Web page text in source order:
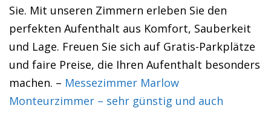
Sie. Mit unseren Zimmern erleben Sie den
perfekten Aufenthalt aus Komfort, Sauberkeit
und Lage. Freuen Sie sich auf Gratis-Parkplätze
und faire Preise, die Ihren Aufenthalt besonders
machen. – Messezimmer Marlow
Monteurzimmer – sehr günstig und auch